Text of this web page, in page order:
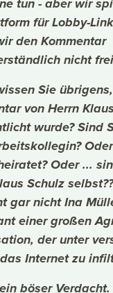
tun - aber wir
für Lobby-
den Kommentar
nicht
Sie
von Herrn
wurde? Sind
Oder ...
Schulz
gar nicht Ina
einer großen
der unter
Internet zu
böser